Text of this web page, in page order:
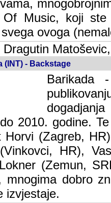
koji ste ga
rada.
(INT) - Backstage
Barikada
2010. godine.
Horvi (Zagreb,
HR),
(Zemun,
mnogima dobro
izvjestaje.